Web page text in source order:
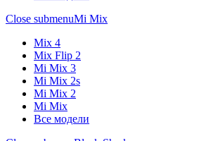
Close submenuMi Mix
Mix 4
Mix Flip 2
Mi Mix 3
Mi Mix 2s
Mi Mix 2
Mi Mix
Все модели